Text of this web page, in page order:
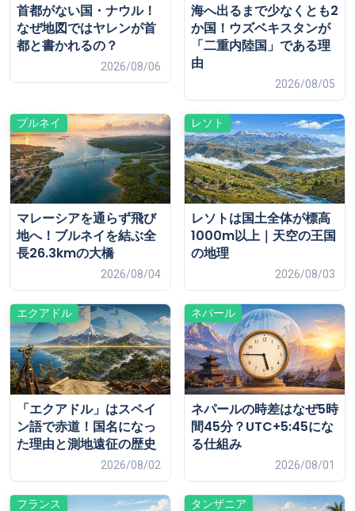
首都がない国・ナウル！
なぜ地図ではヤレンが首
都と書かれるの？
2026/08/06
海へ出るまで少なくとも2
か国！ウズベキスタンが
「二重内陸国」である理
由
2026/08/05
ブルネイ
マレーシアを通らず飛び
地へ！ブルネイを結ぶ全
長26.3kmの大橋
2026/08/04
レソト
レソトは国土全体が標高
1000m以上｜天空の王国
の地理
2026/08/03
エクアドル
「エクアドル」はスペイ
ン語で赤道！国名になっ
た理由と測地遠征の歴史
2026/08/02
ネパール
ネパールの時差はなぜ5時
間45分？UTC+5:45にな
る仕組み
2026/08/01
フランス タンザニア